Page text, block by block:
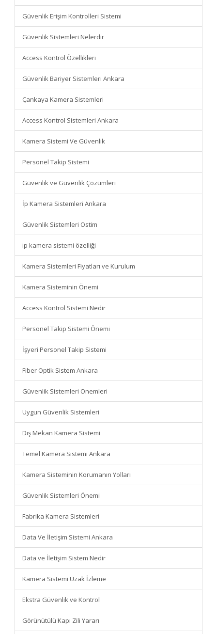
Güvenlik Erişim Kontrolleri Sistemi
Güvenlik Sistemleri Nelerdir
Access Kontrol Özellikleri
Güvenlik Bariyer Sistemleri Ankara
Çankaya Kamera Sistemleri
Access Kontrol Sistemleri Ankara
Kamera Sistemi Ve Güvenlik
Personel Takip Sistemi
Güvenlik ve Güvenlik Çözümleri
İp Kamera Sistemleri Ankara
Güvenlik Sistemleri Ostim
ip kamera sistemi özelliği
Kamera Sistemleri Fiyatları ve Kurulum
Kamera Sisteminin Önemi
Access Kontrol Sistemi Nedir
Personel Takip Sistemi Önemi
İşyeri Personel Takip Sistemi
Fiber Optik Sistem Ankara
Güvenlik Sistemleri Önemleri
Uygun Güvenlik Sistemleri
Dış Mekan Kamera Sistemi
Temel Kamera Sistemi Ankara
Kamera Sisteminin Korumanın Yolları
Güvenlik Sistemleri Önemi
Fabrika Kamera Sistemleri
Data Ve İletişim Sistemi Ankara
Data ve İletişim Sistem Nedir
Kamera Sistemi Uzak İzleme
Ekstra Güvenlik ve Kontrol
Görünütülü Kapı Zili Yararı